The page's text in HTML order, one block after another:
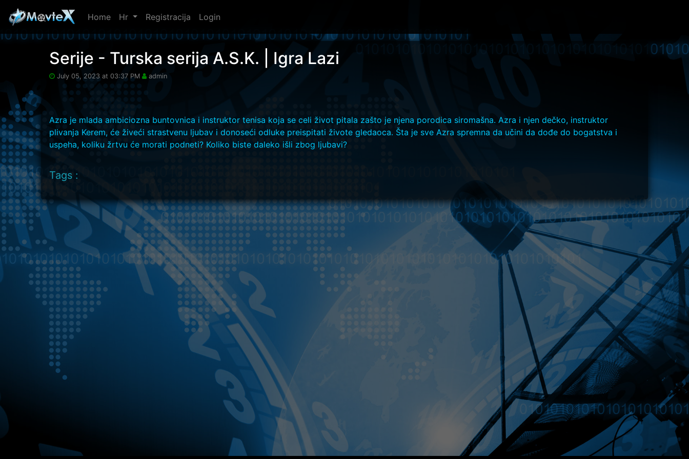
Skip to main content Home Hr Registracija Login
Serije - Turska serija A.S.K. | Igra Lazi
July 05, 2023 at 03:37 PM admin
Azra je mlada ambiciozna buntovnica i instruktor tenisa koja se celi život pitala zašto je njena porodica siromašna. Azra i njen dečko, instruktor
plivanja Kerem, će živeći strastvenu ljubav i donoseći odluke preispitati živote gledaoca. Šta je sve Azra spremna da učini da dođe do bogatstva i
uspeha, koliku žrtvu će morati podneti? Koliko biste daleko išli zbog ljubavi?
Tags :